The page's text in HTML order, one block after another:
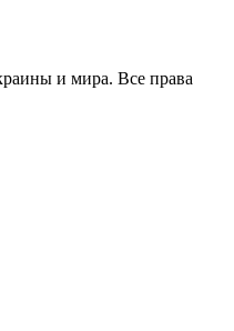
и мира. Все права